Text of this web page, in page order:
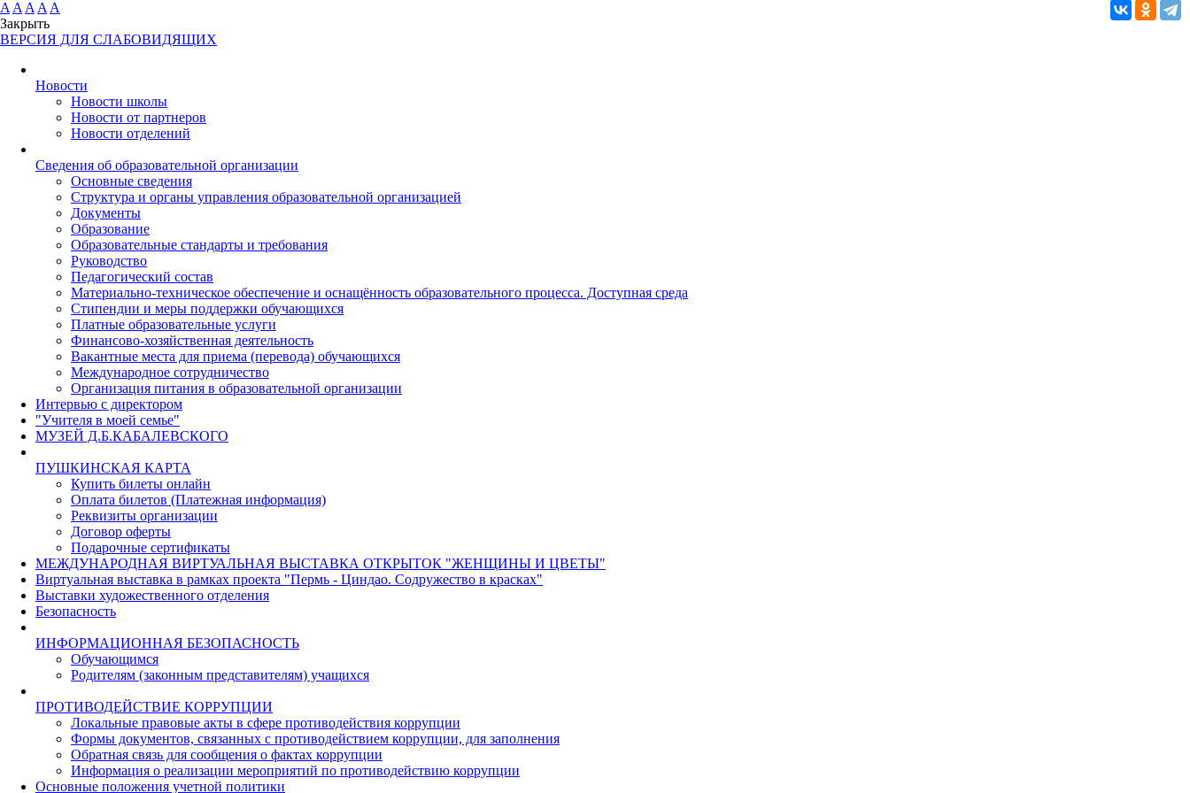
A A A A A
Закрыть
ВЕРСИЯ ДЛЯ СЛАБОВИДЯЩИХ
Новости
Новости школы
Новости от партнеров
Новости отделений
Cведения об образовательной организации
Основные сведения
Структура и органы управления образовательной организацией
Документы
Образование
Образовательные стандарты и требования
Руководство
Педагогический состав
Материально-техническое обеспечение и оснащённость образовательного процесса. Доступная среда
Стипендии и меры поддержки обучающихся
Платные образовательные услуги
Финансово-хозяйственная деятельность
Вакантные места для приема (перевода) обучающихся
Международное сотрудничество
Организация питания в образовательной организации
Интервью с директором
"Учителя в моей семье"
МУЗЕЙ Д.Б.КАБАЛЕВСКОГО
ПУШКИНСКАЯ КАРТА
Купить билеты онлайн
Оплата билетов (Платежная информация)
Реквизиты организации
Договор оферты
Подарочные сертификаты
МЕЖДУНАРОДНАЯ ВИРТУАЛЬНАЯ ВЫСТАВКА ОТКРЫТОК "ЖЕНЩИНЫ И ЦВЕТЫ"
Виртуальная выставка в рамках проекта "Пермь - Циндао. Содружество в красках"
Выставки художественного отделения
Безопасность
ИНФОРМАЦИОННАЯ БЕЗОПАСНОСТЬ
Обучающимся
Родителям (законным представителям) учащихся
ПРОТИВОДЕЙСТВИЕ КОРРУПЦИИ
Локальные правовые акты в сфере противодействия коррупции
Формы документов, связанных с противодействием коррупции, для заполнения
Обратная связь для сообщения о фактах коррупции
Информация о реализации мероприятий по противодействию коррупции
Основные положения учетной политики